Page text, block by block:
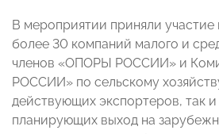
В мероприятии приняли участие
более 30 компаний малого и
членов «ОПОРЫ РОССИИ» и
РОССИИ» по сельскому
действующих экспортеров, так и
планирующих выход на